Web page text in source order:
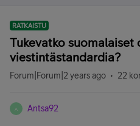
RATKAISTU
Tukevatko suomalaiset
viestintästandardia?
Forum|Forum|2 years ago 22
A Antsa92